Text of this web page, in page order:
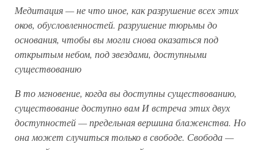
Медитация — не что иное, как разрушение всех этих
оков, обусловленностей. разрушение тюрьмы до
основания, чтобы вы могли снова оказаться под
открытым небом, под звездами, доступными
существованию
В то мгновение, когда вы доступны существованию,
существование доступно вам И встреча этих двух
доступностей — предельная вершина блаженства. Но
она может случиться только в свободе. Свобода —